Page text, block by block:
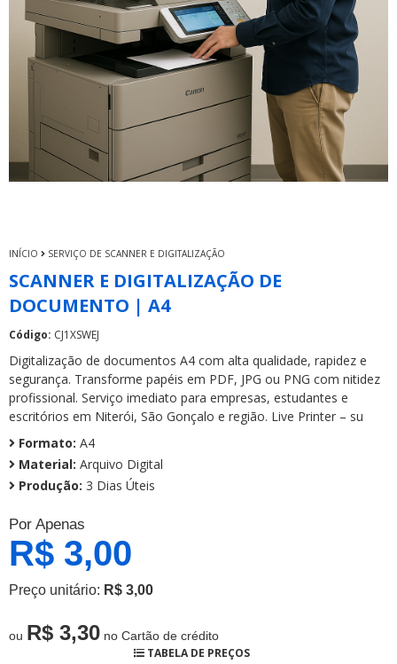
INÍCIO SERVIÇO DE SCANNER E DIGITALIZAÇÃO
SCANNER E DIGITALIZAÇÃO DE
DOCUMENTO | A4
Código: CJ1XSWEJ
Digitalização de documentos A4 com alta qualidade, rapidez e
segurança. Transforme papéis em PDF, JPG ou PNG com nitidez
profissional. Serviço imediato para empresas, estudantes e
escritórios em Niterói, São Gonçalo e região. Live Printer – su
Formato: A4
Material: Arquivo Digital
Produção: 3 Dias Úteis
Por Apenas
R$ 3,00
Preço unitário: R$ 3,00
ou R$ 3,30 no Cartão de crédito
TABELA DE PREÇOS